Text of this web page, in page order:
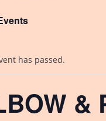
has passed.
&